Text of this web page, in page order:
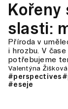
Kořeny
slasti:
Příroda v
i hrozbu. V
potřebujeme
Valentýna Žišková
#perspectives
#eseje